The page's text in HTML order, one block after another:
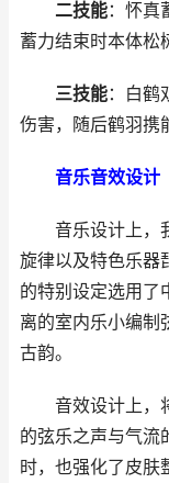
二技能：怀真
蓄力结束时本体松
三技能：白鹤
伤害，随后鹤羽携
音乐音效设计
音乐设计上，我
旋律以及特色乐器
的特别设定选用了
离的室内乐小编制
古韵。
音效设计上，将
的弦乐之声与气流
时，也强化了皮肤